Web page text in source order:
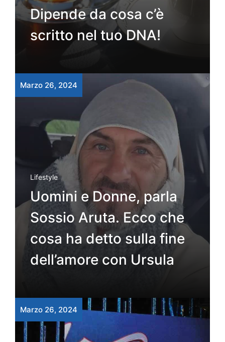
Dipende da cosa c’è
scritto nel tuo DNA!
Marzo 26, 2024
Lifestyle
Uomini e Donne, parla
Sossio Aruta. Ecco che
cosa ha detto sulla fine
dell’amore con Ursula
Marzo 26, 2024